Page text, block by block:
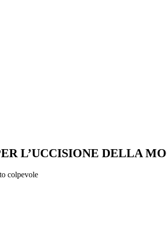
L’UCCISIONE DELLA
colpevole